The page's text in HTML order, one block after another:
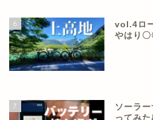
6
vol.4ロ
やはり〇
7
ソーラ
ってみた